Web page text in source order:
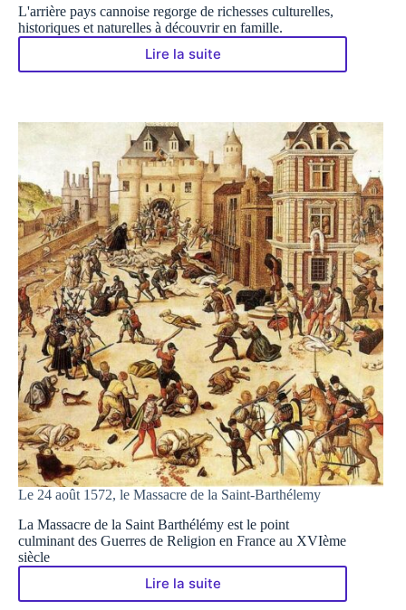
L'arrière pays cannoise regorge de richesses culturelles,
historiques et naturelles à découvrir en famille.
Lire la suite
Que
autour
de
Cannes
en
famille ?
Le 24 août 1572, le Massacre de la Saint-Barthélemy
La Massacre de la Saint Barthélémy est le point
culminant des Guerres de Religion en France au XVIème
siècle
Lire la suite
Le